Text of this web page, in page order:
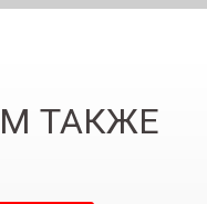
ТАКЖЕ